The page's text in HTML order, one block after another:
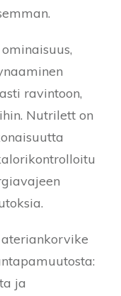
ravintoon,
Nutrilett on
ja